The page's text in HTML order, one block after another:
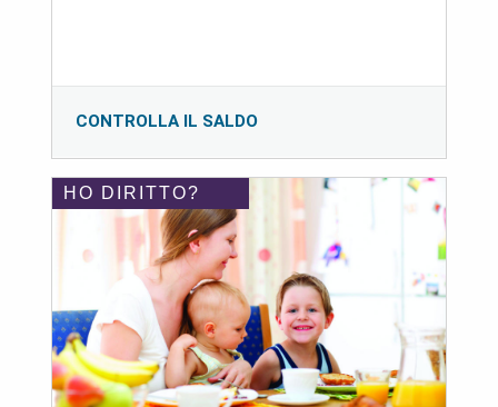
CONTROLLA IL SALDO
HO DIRITTO?